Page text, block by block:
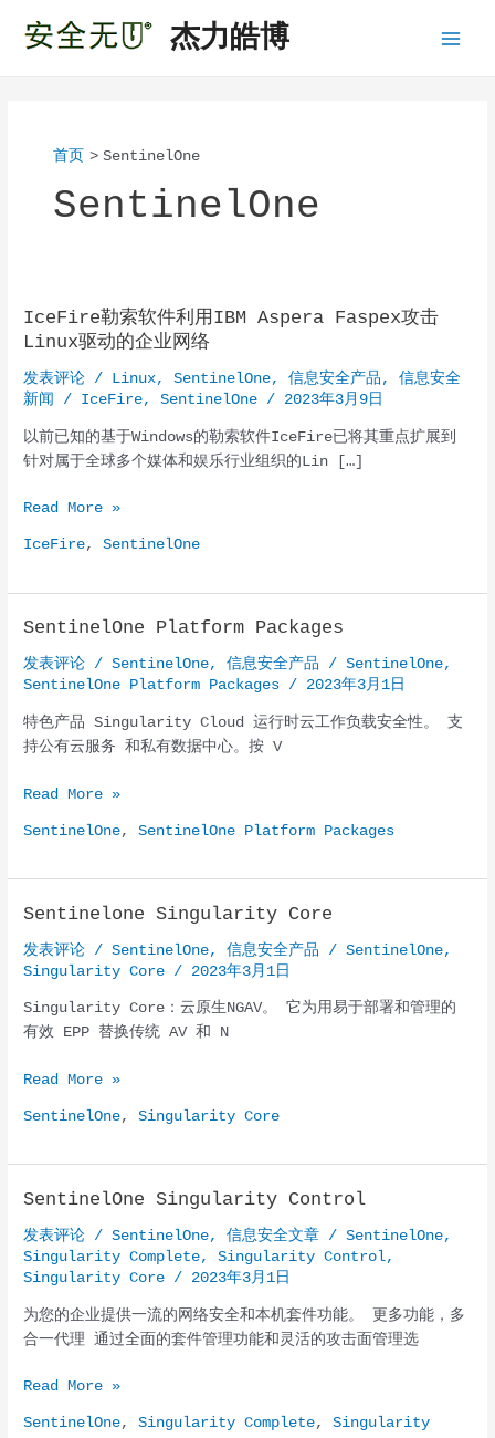
杰力皓博
首页 SentinelOne
SentinelOne
IceFire勒索软件利用IBM Aspera Faspex攻击
Linux驱动的企业网络
发表评论 / Linux,SentinelOne,信息安全产品 ,信息安全
新闻 / IceFire,SentinelOne / 2023年3月9日
以前已知的基于Windows的勒索软件IceFire已将其重点扩展到
针对属于全球多个媒体和娱乐行业组织的Lin […]
IceFire
利
用
IBM
Faspex
攻
Linux
驱
业
网
络
Read More »
IceFire,SentinelOne
SentinelOne Platform Packages
发表评论 /SentinelOne,信息安全产品 /SentinelOne,
SentinelOne Platform Packages / 2023年3月1日
特色产品 Singularity Cloud 运行时云工作负载安全性。 支
持公有云服务 和私有数据中心。按 V
SentinelOne
Read More »
SentinelOne,SentinelOne Platform Packages
Sentinelone Singularity Core
发表评论 /SentinelOne,信息安全产品 /SentinelOne,
Singularity Core / 2023年3月1日
Singularity Core：云原生NGAV。 它为用易于部署和管理的
有效 EPP 替换传统 AV 和 N
Sentinelone
Read More »
SentinelOne,Singularity Core
SentinelOne Singularity Control
发表评论 /SentinelOne,信息安全文章 /SentinelOne,
Singularity Complete,Singularity Control,
Singularity Core / 2023年3月1日
为您的企业提供一流的网络安全和本机套件功能。 更多功能，多
合一代理 通过全面的套件管理功能和灵活的攻击面管理选
SentinelOne
Read More »
SentinelOne,Singularity Complete,Singularity